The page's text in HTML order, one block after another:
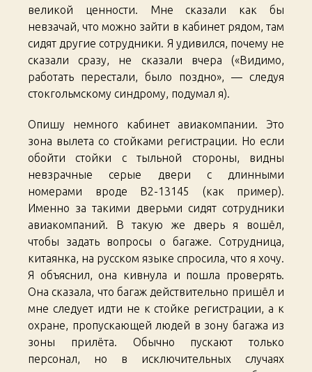
великой ценности. Мне сказали как бы
невзачай, что можно зайти в кабинет рядом, там
сидят другие сотрудники. Я удивился, почему не
сказали сразу, не сказали вчера («Видимо,
работать перестали, было поздно», — следуя
стокгольмскому синдрому, подумал я).
Опишу немного кабинет авиакомпании. Это
зона вылета со стойками регистрации. Но если
обойти стойки с тыльной стороны, видны
невзрачные серые двери с длинными
номерами вроде B2-13145 (как пример).
Именно за такими дверьми сидят сотрудники
авиакомпаний. В такую же дверь я вошёл,
чтобы задать вопросы о багаже. Сотрудница,
китаянка, на русском языке спросила, что я хочу.
Я объяснил, она кивнула и пошла проверять.
Она сказала, что багаж действительно пришёл и
мне следует идти не к стойке регистрации, а к
охране, пропускающей людей в зону багажа из
зоны прилёта. Обычно пускают только
персонал, но в исключительных случаях